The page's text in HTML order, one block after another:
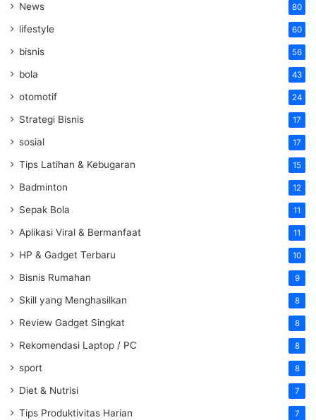
News 80
lifestyle 60
bisnis 56
bola 43
otomotif 24
Strategi Bisnis 17
sosial 17
Tips Latihan & Kebugaran 15
Badminton 12
Sepak Bola 11
Aplikasi Viral & Bermanfaat 11
HP & Gadget Terbaru 10
Bisnis Rumahan 9
Skill yang Menghasilkan 8
Review Gadget Singkat 8
Rekomendasi Laptop / PC 8
sport 8
Diet & Nutrisi 7
Tips Produktivitas Harian 7